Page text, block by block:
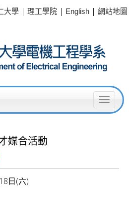
大學 | 理工學院 | English | 網站地圖
T
l
媒合活動
日(六)